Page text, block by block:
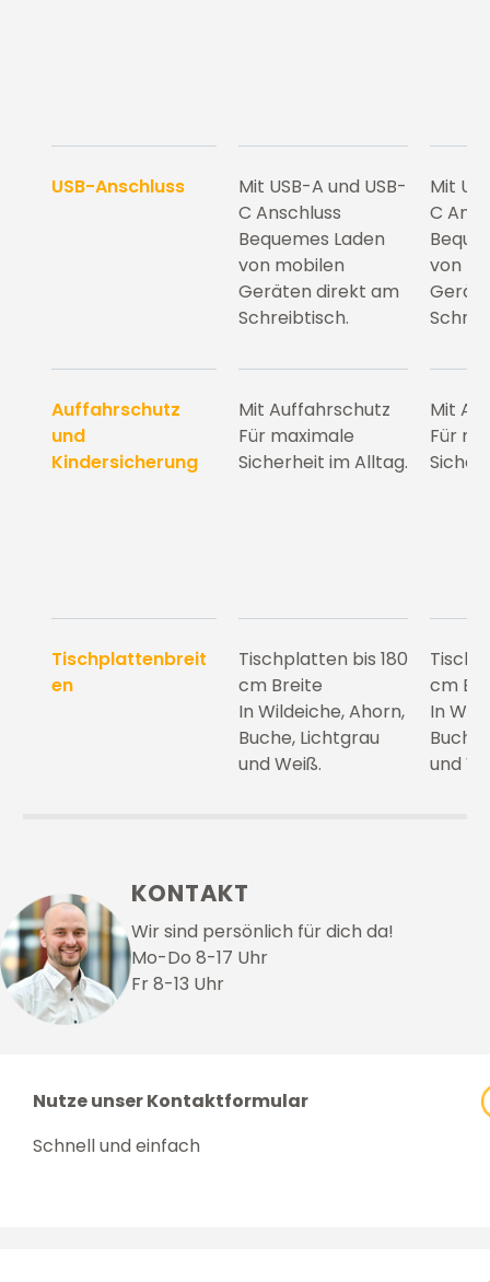
USB-Anschluss
Mit USB-A und USB-
C Anschluss
Bequemes Laden
von mobilen
Geräten direkt am
Schreibtisch.
Mit
C
von
Auffahrschutz
und
Kindersicherung
Mit Auffahrschutz
Für maximale
Sicherheit im Alltag.
Mit
Für
Tischplattenbreit
en
Tischplatten bis 180
cm Breite
In Wildeiche, Ahorn,
Buche, Lichtgrau
und Weiß.
cm
In
und
KONTAKT
Wir sind persönlich für dich da!
Mo-Do 8-17 Uhr
Fr 8-13 Uhr
Nutze unser Kontaktformular
Schnell und einfach